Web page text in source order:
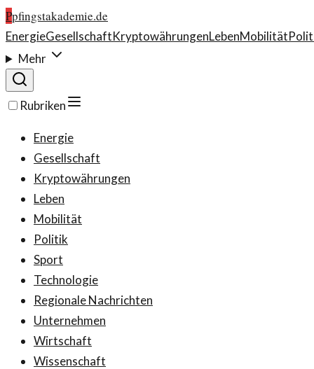
Ppfingstakademie.de
EnergieGesellschaftKryptowährungenLebenMobilität
Mehr
Rubriken
Energie
Gesellschaft
Kryptowährungen
Leben
Mobilität
Politik
Sport
Technologie
Regionale Nachrichten
Unternehmen
Wirtschaft
Wissenschaft